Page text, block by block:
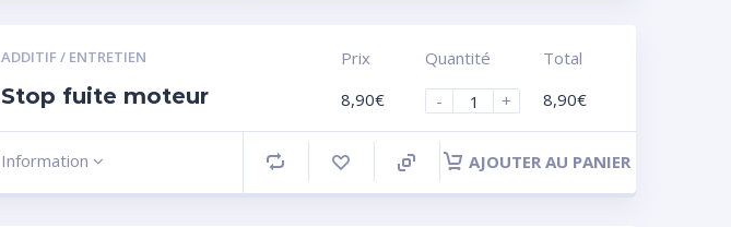
ADDITIF / ENTRETIEN
Stop fuite moteur
Prix
8,90€
Quantité
-
+
Total
8,90€
Information AJOUTER AU PANIER